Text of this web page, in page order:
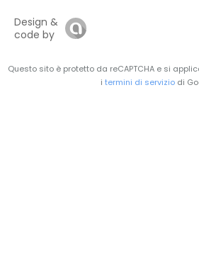
Design &
code by
Questo sito è protetto da reCAPTCHA e si
i termini di serviziodi